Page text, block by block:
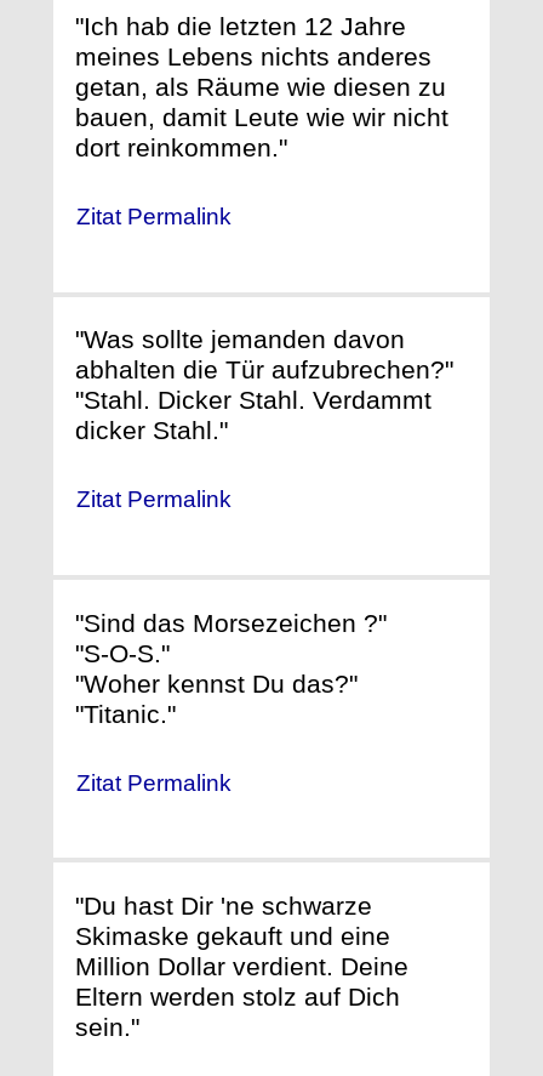
"Ich hab die letzten 12 Jahre
meines Lebens nichts anderes
getan, als Räume wie diesen zu
bauen, damit Leute wie wir nicht
dort reinkommen."
Zitat Permalink
"Was sollte jemanden davon
abhalten die Tür aufzubrechen?"
"Stahl. Dicker Stahl. Verdammt
dicker Stahl."
Zitat Permalink
"Sind das Morsezeichen ?"
"S-O-S."
"Woher kennst Du das?"
"Titanic."
Zitat Permalink
"Du hast Dir 'ne schwarze
Skimaske gekauft und eine
Million Dollar verdient. Deine
Eltern werden stolz auf Dich
sein."